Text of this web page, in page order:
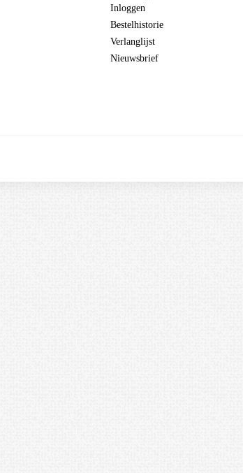
Inloggen
Bestelhistorie
Verlanglijst
Nieuwsbrief